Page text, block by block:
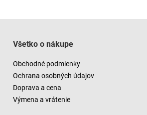
Všetko o nákupe
Obchodné podmienky
Ochrana osobných údajov
Doprava a cena
Výmena a vrátenie